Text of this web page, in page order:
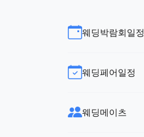
웨딩박람회일정
웨딩페어일정
웨딩메이츠